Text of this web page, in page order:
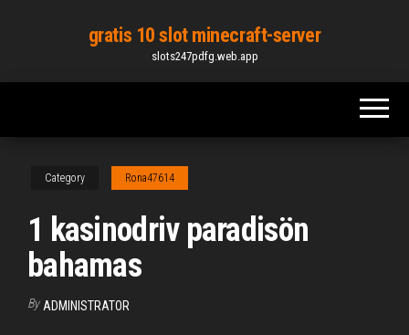
content
gratis 10 slot minecraft-server
slots247pdfg.web.app
Category Rona47614
1 kasinodriv paradisön
bahamas
By ADMINISTRATOR